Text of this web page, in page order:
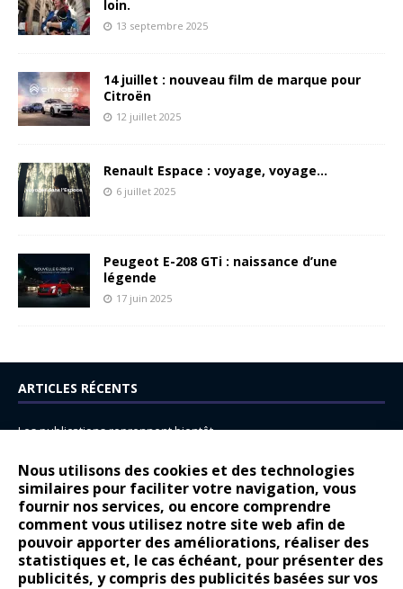
Nous utilisons des cookies et des technologies
similaires pour faciliter votre navigation, vous
fournir nos services, ou encore comprendre
comment vous utilisez notre site web afin de
pouvoir apporter des améliorations, réaliser des
statistiques et, le cas échéant, pour présenter des
publicités, y compris des publicités basées sur vos
loin.
13 septembre 2025
14 juillet : nouveau film de marque pour
Citroën
12 juillet 2025
Renault Espace : voyage, voyage…
6 juillet 2025
Peugeot E-208 GTi : naissance d’une
légende
17 juin 2025
ARTICLES RÉCENTS
Les publications reprennent bientôt…
14 juillet : nouveau film de marque pour Citroën
Renault Espace : voyage, voyage…
Peugeot E-208 GTi : naissance d’une légende
COMMENTAIRES RÉCENTS